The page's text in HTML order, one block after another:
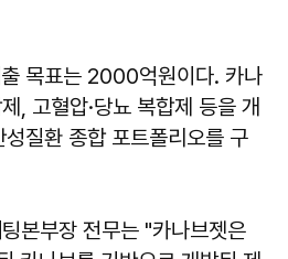
목표는 2000억원이다. 카나
, 고혈압·당뇨 복합제 등을 개
질환 종합 포트폴리오를 구
본부장 전무는 "카나브젯은